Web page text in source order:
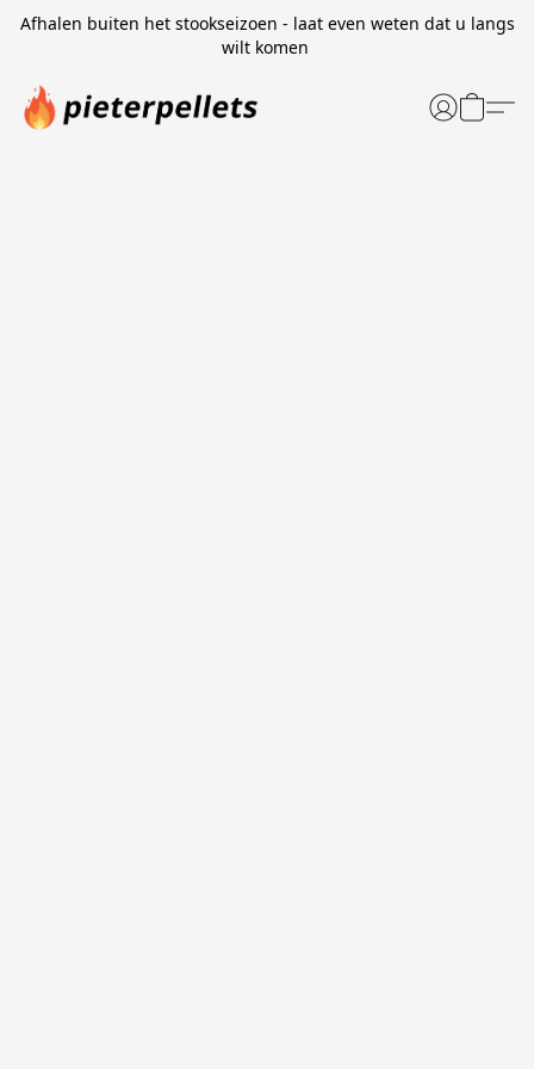
Afhalen buiten het stookseizoen - laat even weten dat u langs
wilt komen